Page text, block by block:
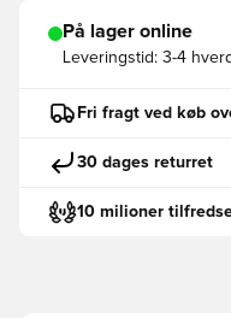
På lager online
Leveringstid: 3-4
Fri fragt ved køb
30 dages returret
10 milioner